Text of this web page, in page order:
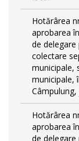
Hotărârea
aprobarea
de delegare
colectare
municipale,
municipale,
Hotărârea
aprobarea
de delegare